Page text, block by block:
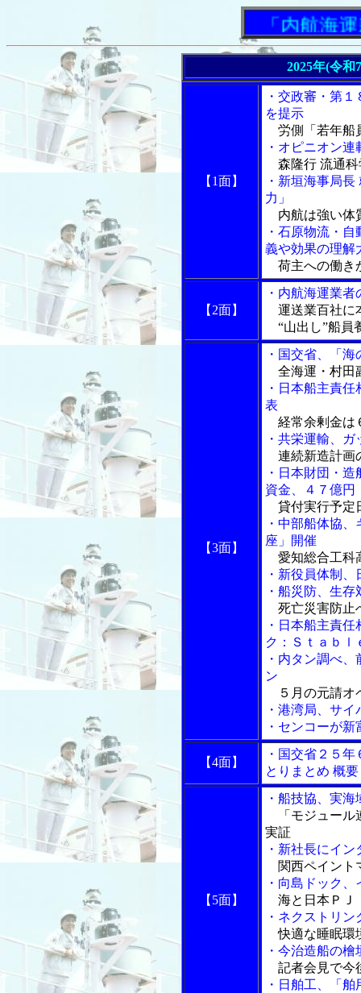
「内航海運新
2025年(令
【1面】
・交政審・第
を提示
労側「若年船
・オピニオン
森隆行 流通科
・新垣海事局
力」
内航は強い体
・石原物流・
義や効果の理解
荷主への働き
【2面】
・内航海運業
運送業百社に
“山出し”船員
【3面】
・国交省、「
全海運・村田
・日本船主責
表
経常余剰金は
・共栄運輸、
連続新造計画
・日本財団・
資金、４７億円
貸付実行予定
・中部船体協
座」開催
愛知総合工科
・新役員体制
・船災防、生
死亡災害防止
・日本船主責
ク：Ｓｔａｂｌ
・内タン調べ
ン
５月の元請オ
・港湾局、サ
・センコーが
【4面】
・国交省２５
とりまとめ 概要
【5面】
・船技協、実
「モジュール
実証
・新社長にイ
関西ペイント
・向島ドック
海と日本ＰＪ
・ネクストリ
快適な睡眠環
・今治造船の
記者会見で今
・日舶工、「